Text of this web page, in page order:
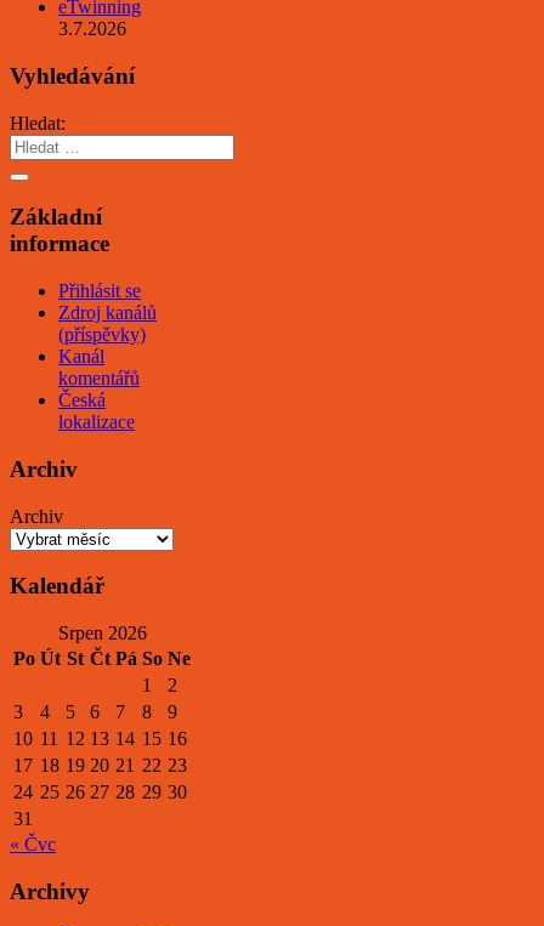
eTwinning
3.7.2026
Vyhledávání
Hledat:
Základní
informace
Přihlásit se
Zdroj kanálů
(příspěvky)
Kanál
komentářů
Česká
lokalizace
Archiv
Archiv
Kalendář
Srpen 2026
Po Út St Čt Pá So Ne
1
2
3
4 5 6 7 8
9
10 11 12 13 14 15 16
17 18 19 20 21 22 23
24 25 26 27 28 29 30
31
« Čvc
Archivy